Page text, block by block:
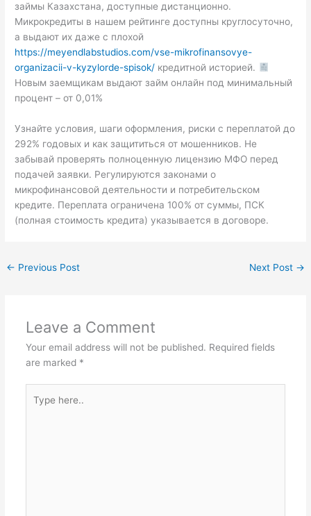
займы Казахстана, доступные дистанционно.
Микрокредиты в нашем рейтинге доступны круглосуточно,
а выдают их даже с плохой
https://meyendlabstudios.com/vse-mikrofinansovye-
organizacii-v-kyzylorde-spisok/ кредитной историей.
Новым заемщикам выдают займ онлайн под минимальный
процент – от 0,01%
Узнайте условия, шаги оформления, риски с переплатой до
292% годовых и как защититься от мошенников. Не
забывай проверять полноценную лицензию МФО перед
подачей заявки. Регулируются законами о
микрофинансовой деятельности и потребительском
кредите. Переплата ограничена 100% от суммы, ПСК
(полная стоимость кредита) указывается в договоре.
← Previous Post Next Post →
Leave a Comment
Your email address will not be published. Required fields
are marked *
here..